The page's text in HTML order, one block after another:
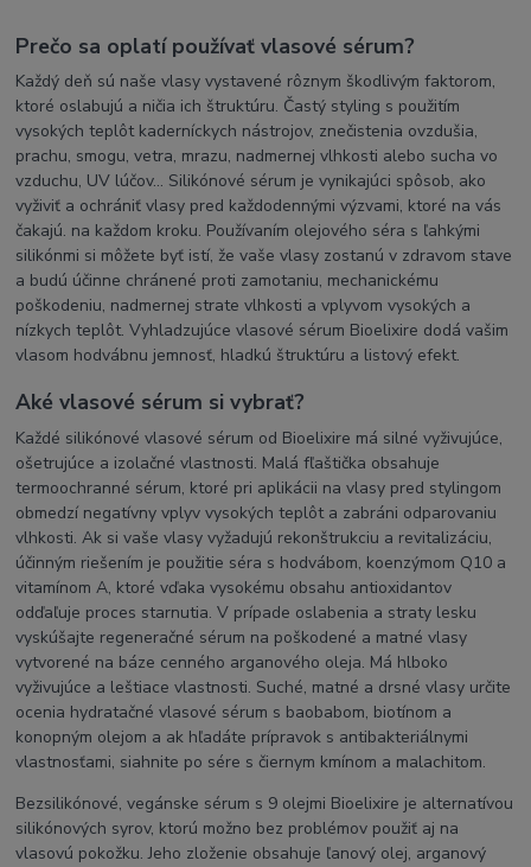
pleseň na nohách
pleseň na nechtoch
na plesnivé nechty
klotrimazol
clotrimazol plesnive nohy
ako odstranit plesen
ako odstranim plesen z nechtov
Prečo sa oplatí používať vlasové sérum?
Každý deň sú naše vlasy vystavené rôznym škodlivým faktorom,
ktoré oslabujú a ničia ich štruktúru. Častý styling s použitím
vysokých teplôt kaderníckych nástrojov, znečistenia ovzdušia,
prachu, smogu, vetra, mrazu, nadmernej vlhkosti alebo sucha vo
vzduchu, UV lúčov... Silikónové sérum je vynikajúci spôsob, ako
vyživiť a ochrániť vlasy pred každodennými výzvami, ktoré na vás
čakajú. na každom kroku. Používaním olejového séra s ľahkými
silikónmi si môžete byť istí, že vaše vlasy zostanú v zdravom stave
a budú účinne chránené proti zamotaniu, mechanickému
poškodeniu, nadmernej strate vlhkosti a vplyvom vysokých a
nízkych teplôt. Vyhladzujúce vlasové sérum Bioelixire dodá vašim
vlasom hodvábnu jemnosť, hladkú štruktúru a listový efekt.
Aké vlasové sérum si vybrať?
Každé silikónové vlasové sérum od Bioelixire má silné vyživujúce,
ošetrujúce a izolačné vlastnosti. Malá fľaštička obsahuje
termoochranné sérum, ktoré pri aplikácii na vlasy pred stylingom
obmedzí negatívny vplyv vysokých teplôt a zabráni odparovaniu
vlhkosti. Ak si vaše vlasy vyžadujú rekonštrukciu a revitalizáciu,
účinným riešením je použitie séra s hodvábom, koenzýmom Q10 a
vitamínom A, ktoré vďaka vysokému obsahu antioxidantov
odďaľuje proces starnutia. V prípade oslabenia a straty lesku
vyskúšajte regeneračné sérum na poškodené a matné vlasy
vytvorené na báze cenného arganového oleja. Má hlboko
vyživujúce a leštiace vlastnosti. Suché, matné a drsné vlasy určite
ocenia hydratačné vlasové sérum s baobabom, biotínom a
konopným olejom a ak hľadáte prípravok s antibakteriálnymi
vlastnosťami, siahnite po sére s čiernym kmínom a malachitom.
Bezsilikónové, vegánske sérum s 9 olejmi Bioelixire je alternatívou
silikónových syrov, ktorú možno bez problémov použiť aj na
vlasovú pokožku. Jeho zloženie obsahuje ľanový olej, arganový